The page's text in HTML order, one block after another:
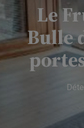
Le
Bulle